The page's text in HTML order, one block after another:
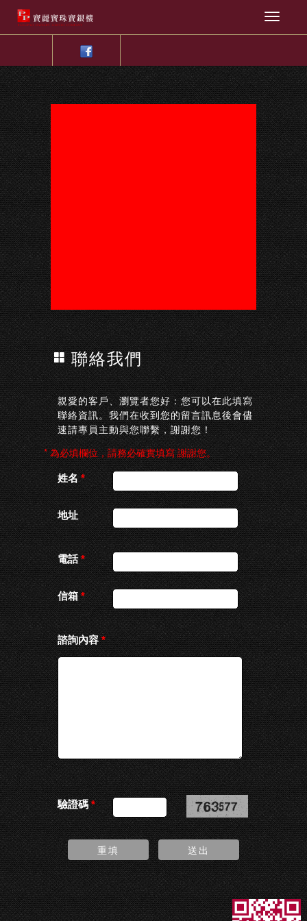
聯絡我們
親愛的客戶、瀏覽者您好：您可以在此填寫
聯絡資訊。我們在收到您的留言訊息後會儘
速請專員主動與您聯繫，謝謝您！
* 為必填欄位，請務必確實填寫 謝謝您。
姓名*
地址
電話*
信箱*
諮詢內容*
驗證碼*
重填 送出